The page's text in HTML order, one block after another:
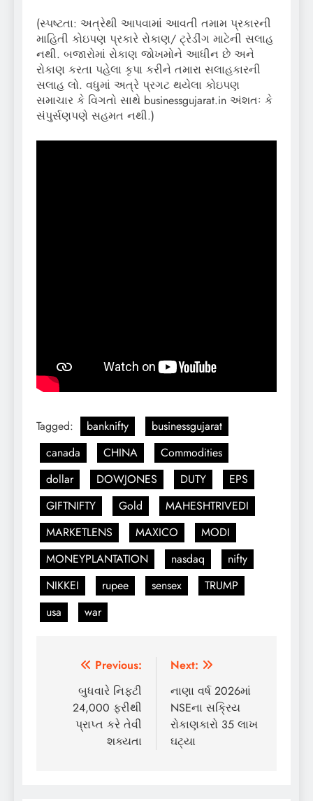
(સ્પષ્ટતા: અત્રેથી આપવામાં આવતી તમામ પ્રકારની
માહિતી કોઇપણ પ્રકારે રોકાણ/ ટ્રેડીંગ માટેની સલાહ
નથી. બજારોમાં રોકાણ જોખમોને આધીન છે અને
રોકાણ કરતા પહેલા કૃપા કરીને તમારા સલાહકારની
સલાહ લો. વધુમાં અત્રે પ્રગટ થયેલા કોઇપણ
સમાચાર કે વિગતો સાથે businessgujarat.in અંશતઃ કે
સંપુર્સણપણે સહમત નથી.)
Tagged: banknifty
businessgujarat
canada
CHINA
Commodities
dollar
DOWJONES DUTY
EPS
GIFTNIFTY
Gold
MAHESHTRIVEDI
MARKETLENS
MAXICO
MODI
MONEYPLANTATION
nasdaq
nifty
NIKKEI
rupee sensex
TRUMP
usa
war
Post
navigation
Previous:
બુધવારે નિફ્ટી
24,000 ફરીથી
પ્રાપ્ત કરે તેવી
શક્યતા
Next:
નાણા વર્ષ 2026માં
NSEના સક્રિય
રોકાણકારો 35 લાખ
ઘટ્યા